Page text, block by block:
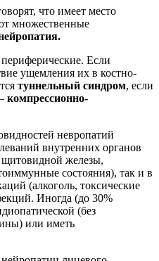
что имеет место
множественные
Если
ущемления их в костно-
туннельный синдром, если
компрессионно-
невропатий
внутренних органов
щитовидной железы,
состояния), так и в
(алкоголь, токсические
Иногда (до 30%
(без
или иметь